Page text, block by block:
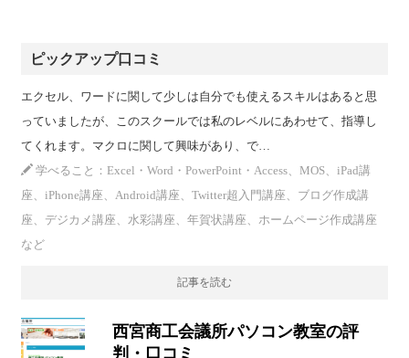
ピックアップ口コミ
エクセル、ワードに関して少しは自分でも使えるスキルはあると思
っていましたが、このスクールでは私のレベルにあわせて、指導し
てくれます。マクロに関して興味があり、で…
学べること：Excel・Word・PowerPoint・Access、MOS、iPad講
座、iPhone講座、Android講座、Twitter超入門講座、ブログ作成講
座、デジカメ講座、水彩講座、年賀状講座、ホームページ作成講座
など
記事を読む
西宮商工会議所パソコン教室の評
判・口コミ